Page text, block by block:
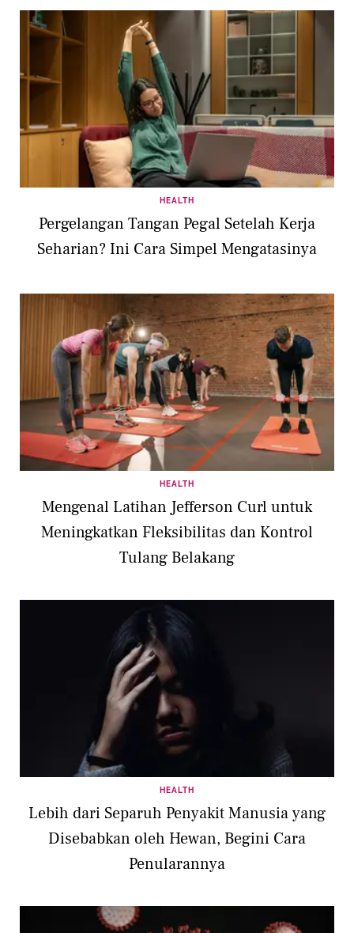
HEALTH
Pergelangan Tangan Pegal Setelah Kerja
Seharian? Ini Cara Simpel Mengatasinya
HEALTH
Mengenal Latihan Jefferson Curl untuk
Meningkatkan Fleksibilitas dan Kontrol
Tulang Belakang
HEALTH
Lebih dari Separuh Penyakit Manusia yang
Disebabkan oleh Hewan, Begini Cara
Penularannya